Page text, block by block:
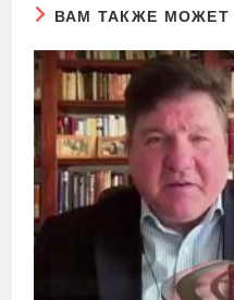
ВАМ ТАКЖЕ МОЖЕТ